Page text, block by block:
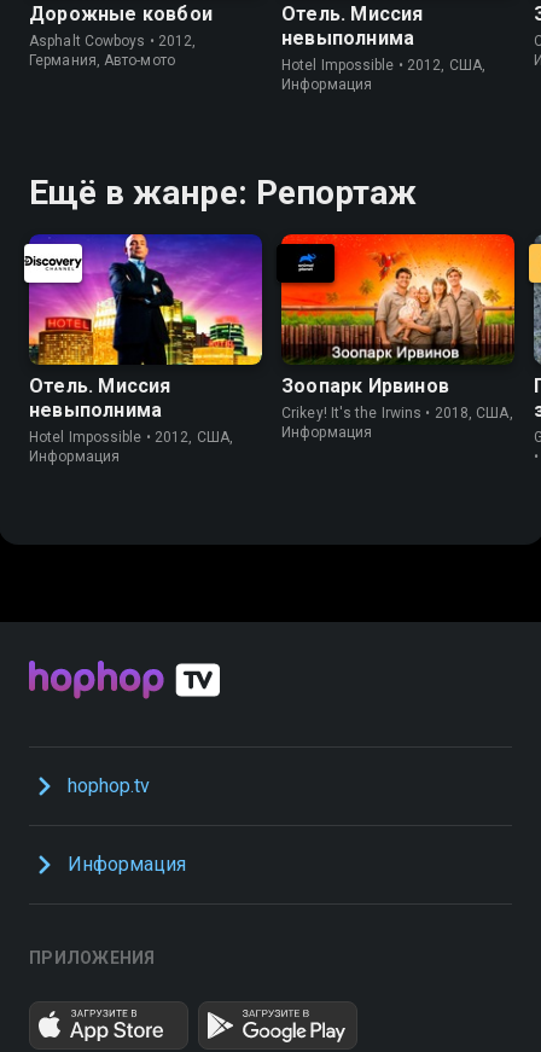
Дорожные ковбои
Asphalt Cowboys • 2012,
Германия, Авто-мото
Отель. Миссия
невыполнима
Hotel Impossible • 2012, США,
Информация
Ещё в жанре: Репортаж
Отель. Миссия
невыполнима
Hotel Impossible • 2012, США,
Информация
Зоопарк Ирвинов
Crikey! It's the Irwins • 2018, США,
Информация
hophop.tv
Информация
ПРИЛОЖЕНИЯ